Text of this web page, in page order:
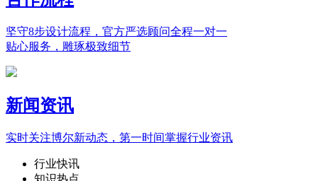
坚守8步设计流程，官方严选顾问全程一对一
贴心服务，雕琢极致细节
新闻资讯
实时关注博尔新动态，第一时间掌握行业资讯
行业快讯
知识热点